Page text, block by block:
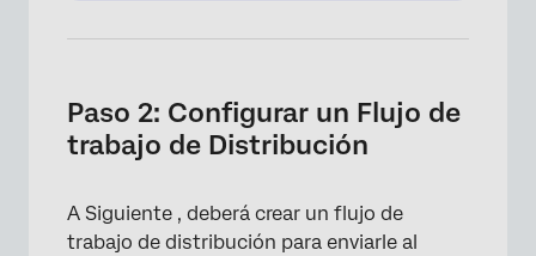
Paso 2: Configurar un Flujo de
trabajo de Distribución
A Siguiente , deberá crear un flujo de
trabajo de distribución para enviarle al